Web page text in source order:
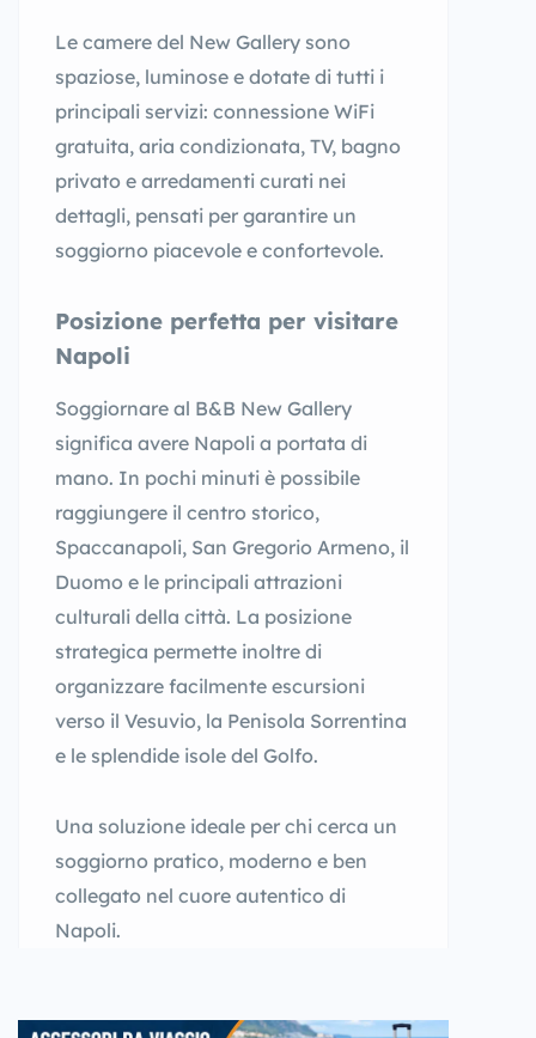
Le camere del New Gallery sono
spaziose, luminose e dotate di tutti i
principali servizi: connessione WiFi
gratuita, aria condizionata, TV, bagno
privato e arredamenti curati nei
dettagli, pensati per garantire un
soggiorno piacevole e confortevole.
Posizione perfetta per visitare
Napoli
Soggiornare al B&B New Gallery
significa avere Napoli a portata di
mano. In pochi minuti è possibile
raggiungere il centro storico,
Spaccanapoli, San Gregorio Armeno, il
Duomo e le principali attrazioni
culturali della città. La posizione
strategica permette inoltre di
organizzare facilmente escursioni
verso il Vesuvio, la Penisola Sorrentina
e le splendide isole del Golfo.
Una soluzione ideale per chi cerca un
soggiorno pratico, moderno e ben
collegato nel cuore autentico di
Napoli.